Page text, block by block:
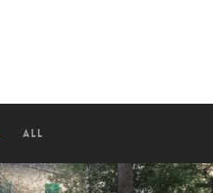
All